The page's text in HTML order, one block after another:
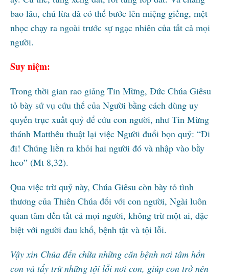
bao lâu, chú lừa đã có thể bước lên miệng giếng, mệt
nhọc chạy ra ngoài trước sự ngạc nhiên của tất cả mọi
người.
Suy niệm:
Trong thời gian rao giảng Tin Mừng, Đức Chúa Giêsu
tỏ bày sứ vụ cứu thế của Người bằng cách dùng uy
quyền trục xuất quỷ để cứu con người, như Tin Mừng
thánh Matthêu thuật lại việc Người đuổi bọn quỷ: “Đi
đi! Chúng liền ra khỏi hai người đó và nhập vào bầy
heo” (Mt 8,32).
Qua việc trừ quỷ này, Chúa Giêsu còn bày tỏ tình
thương của Thiên Chúa đối với con người, Ngài luôn
quan tâm đến tất cả mọi người, không trừ một ai, đặc
biệt với người đau khổ, bệnh tật và tội lỗi.
Vậy xin Chúa đến chữa những căn bệnh nơi tâm hồn
con và tẩy trừ những tội lỗi nơi con, giúp con trở nên